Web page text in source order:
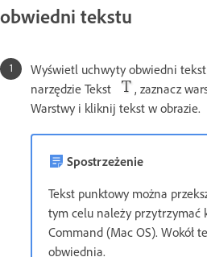
obwiedni tekstu
Wyświetl uchwyty obwiedni
narzędzie Tekst
, zaznacz
Warstwy i kliknij tekst w obrazie.
Spostrzeżenie
Tekst punktowy można
tym celu należy przytrzymać
Command (Mac OS). Wokół
obwiednia.